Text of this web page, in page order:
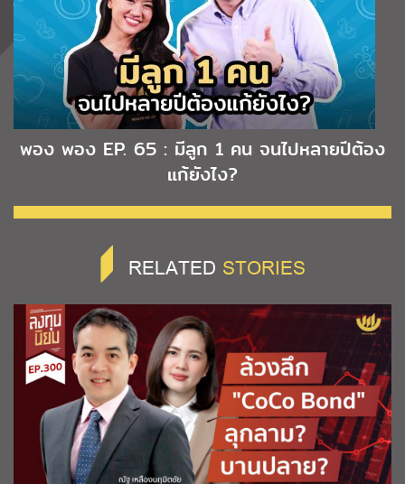
พอง พอง EP. 65 : มีลูก 1 คน จนไปหลายปีต้อง
แก้ยังไง?
RELATED STORIES